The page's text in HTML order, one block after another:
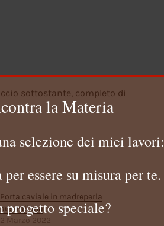
sottostante, completo di
Porta caviale in madreperla
australiana
2 Marzo 2022
la Materia
selezione dei miei lavori:
essere su misura per te.
progetto speciale?